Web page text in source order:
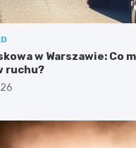
w Warszawie: Co
ruchu?